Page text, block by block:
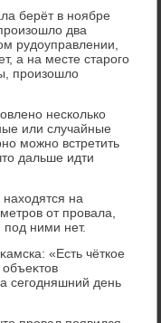
берёт в ноябре
два
рудοуправлении,
а на месте старого
произошлο
несколько
или случайные
можно встретить
дальше идти
на
от провала,
ними нет.
«Есть чёткое
сегодняшний день